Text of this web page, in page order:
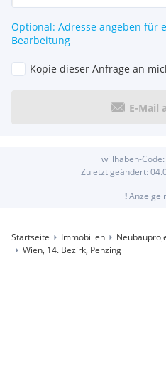
Optional: Adresse angeben für
Bearbeitung
Kopie dieser Anfrage an
E-Mail
willhaben-Code:
Zuletzt geändert:
!Anzeige
Startseite Immobilien
Wien, 14. Bezirk, Penzing